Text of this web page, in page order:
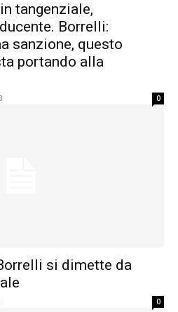
tangenziale,
Borrelli:
sanzione, questo
portando alla
0
si dimette da
0